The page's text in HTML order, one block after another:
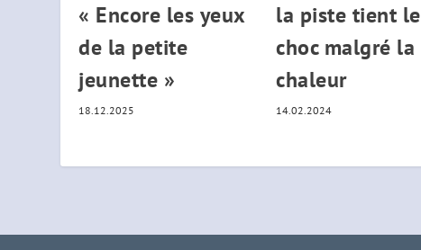
« Encore les yeux
de la petite
jeunette »
18.12.2025
la piste tient le
choc malgré la
chaleur
14.02.2024